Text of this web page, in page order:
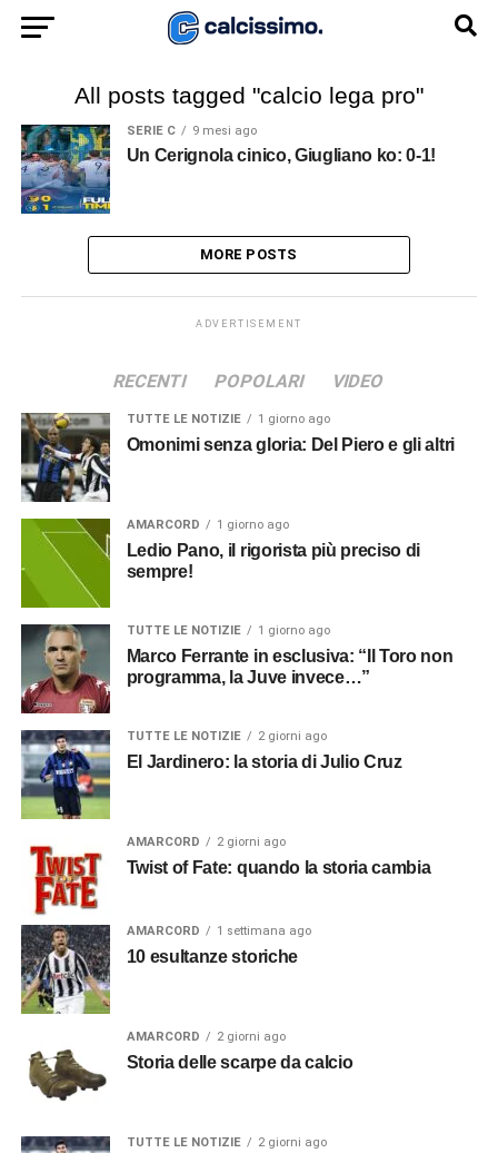
All posts tagged "calcio lega pro"
SERIE C 9 mesi ago
Un Cerignola cinico, Giugliano ko: 0-1!
MORE POSTS
ADVERTISEMENT
RECENTI POPOLARI VIDEO
TUTTE LE NOTIZIE 1 giorno ago
Omonimi senza gloria: Del Piero e gli altri
AMARCORD 1 giorno ago
Ledio Pano, il rigorista più preciso di
sempre!
TUTTE LE NOTIZIE 1 giorno ago
Marco Ferrante in esclusiva: “Il Toro non
programma, la Juve invece…”
TUTTE LE NOTIZIE 2 giorni ago
El Jardinero: la storia di Julio Cruz
AMARCORD 2 giorni ago
Twist of Fate: quando la storia cambia
AMARCORD 1 settimana ago
10 esultanze storiche
AMARCORD 2 giorni ago
Storia delle scarpe da calcio
TUTTE LE NOTIZIE 2 giorni ago